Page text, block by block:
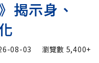
揭示身、
08-03 瀏覽數 5,400+